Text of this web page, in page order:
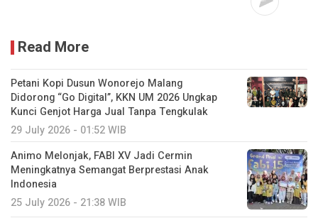
Read More
Petani Kopi Dusun Wonorejo Malang
Didorong “Go Digital”, KKN UM 2026 Ungkap
Kunci Genjot Harga Jual Tanpa Tengkulak
29 July 2026 - 01:52 WIB
Animo Melonjak, FABI XV Jadi Cermin
Meningkatnya Semangat Berprestasi Anak
Indonesia
25 July 2026 - 21:38 WIB